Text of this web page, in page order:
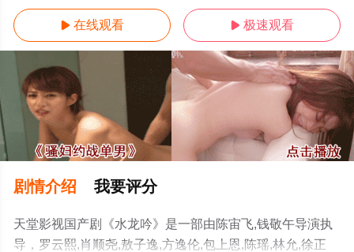
 在线观看  极速观看
剧情介绍 我要评分
天堂影视国产剧《水龙吟》是一部由陈宙飞,钱敬午导演执
导，罗云熙,肖顺尧,敖子逸,方逸伦,包上恩,陈瑶,林允,徐正